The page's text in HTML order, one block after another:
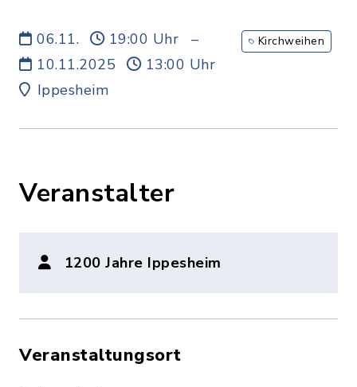
06.11. 19:00 Uhr
–
10.11.2025
13:00 Uhr
Ippesheim
Kirchweihen
Veranstalter
1200 Jahre Ippesheim
Veranstaltungsort